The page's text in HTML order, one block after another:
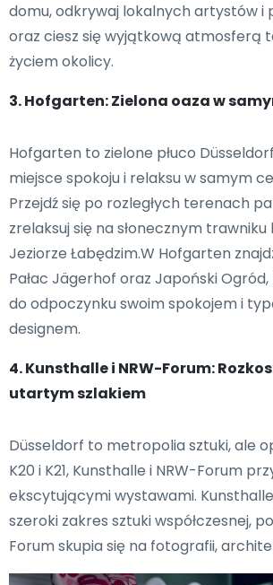
domu, odkrywaj lokalnych artystów i
oraz ciesz się wyjątkową atmosferą
życiem okolicy.
3. Hofgarten: Zielona oaza w
Hofgarten to zielone płuco
miejsce spokoju i relaksu w samym
Przejdź się po rozległych terenach
zrelaksuj się na słonecznym trawniku
Jeziorze Łabędzim.W Hofgarten
Pałac Jägerhof oraz Japoński
do odpoczynku swoim spokojem i
designem.
4. Kunsthalle i NRW-Forum:
utartym szlakiem
Düsseldorf to metropolia sztuki, ale
K20 i K21, Kunsthalle i NRW-Forum
ekscytującymi wystawami.
szeroki zakres sztuki współczesnej,
Forum skupia się na fotografii,